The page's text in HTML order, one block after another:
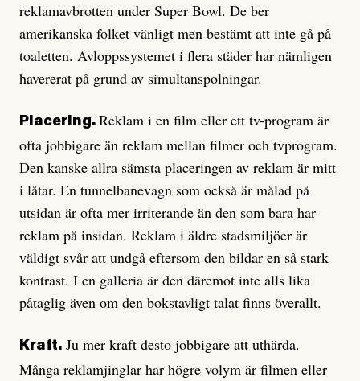
reklamavbrotten under Super Bowl. De ber
amerikanska folket vänligt men bestämt att inte gå på
toaletten. Avloppssystemet i flera städer har nämligen
havererat på grund av simultanspolningar.
Placering. Reklam i en film eller ett tv-program är
ofta jobbigare än reklam mellan filmer och tvprogram.
Den kanske allra sämsta placeringen av reklam är mitt
i låtar. En tunnelbanevagn som också är målad på
utsidan är ofta mer irriterande än den som bara har
reklam på insidan. Reklam i äldre stadsmiljöer är
väldigt svår att undgå eftersom den bildar en så stark
kontrast. I en galleria är den däremot inte alls lika
påtaglig även om den bokstavligt talat finns överallt.
Kraft. Ju mer kraft desto jobbigare att uthärda.
Många reklamjinglar har högre volym är filmen eller